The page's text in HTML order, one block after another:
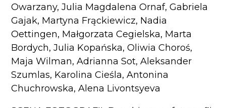
Owarzany, Julia Magdalena Ornaf, Gabriela
Gajak, Martyna Frąckiewicz, Nadia
Oettingen, Małgorzata Cegielska, Marta
Bordych, Julia Kopańska, Oliwia Choroś,
Maja Wilman, Adrianna Sot, Aleksander
Szumlas, Karolina Cieśla, Antonina
Chuchrowska, Alena Livontsyeva